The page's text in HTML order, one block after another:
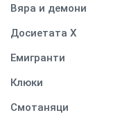
Вяра и демони
Досиетата Х
Емигранти
Клюки
Смотаняци